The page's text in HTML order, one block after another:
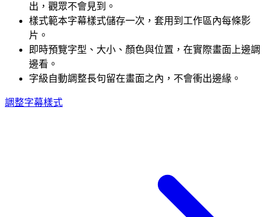
出，觀眾不會見到。
樣式範本字幕樣式儲存一次，套用到工作區內每條影
片。
即時預覽字型、大小、顏色與位置，在實際畫面上邊調
邊看。
字級自動調整長句留在畫面之內，不會衝出邊緣。
調整字幕樣式